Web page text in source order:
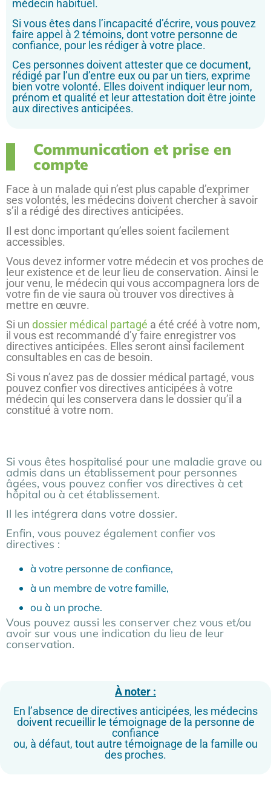
médecin habituel.
Si vous êtes dans l’incapacité d’écrire, vous pouvez
faire appel à 2 témoins, dont votre personne de
confiance, pour les rédiger à votre place.
Ces personnes doivent attester que ce document,
rédigé par l’un d’entre eux ou par un tiers, exprime
bien votre volonté. Elles doivent indiquer leur nom,
prénom et qualité et leur attestation doit être jointe
aux directives anticipées.
Communication et prise en
compte
Face à un malade qui n’est plus capable d’exprimer
ses volontés, les médecins doivent chercher à savoir
s’il a rédigé des directives anticipées.
Il est donc important qu’elles soient facilement
accessibles.
Vous devez informer votre médecin et vos proches de
leur existence et de leur lieu de conservation. Ainsi le
jour venu, le médecin qui vous accompagnera lors de
votre fin de vie saura où trouver vos directives à
mettre en œuvre.
Si un dossier médical partagé a été créé à votre nom,
il vous est recommandé d’y faire enregistrer vos
directives anticipées. Elles seront ainsi facilement
consultables en cas de besoin.
Si vous n’avez pas de dossier médical partagé, vous
pouvez confier vos directives anticipées à votre
médecin qui les conservera dans le dossier qu’il a
constitué à votre nom.
Si vous êtes hospitalisé pour une maladie grave ou
admis dans un établissement pour personnes
âgées, vous pouvez confier vos directives à cet
hôpital ou à cet établissement.
Il les intégrera dans votre dossier.
Enfin, vous pouvez également confier vos
directives :
à votre personne de confiance,
à un membre de votre famille,
ou à un proche.
Vous pouvez aussi les conserver chez vous et/ou
avoir sur vous une indication du lieu de leur
conservation.
À noter :
En l’absence de directives anticipées, les médecins
doivent recueillir le témoignage de la personne de
confiance
ou, à défaut, tout autre témoignage de la famille ou
des proches.